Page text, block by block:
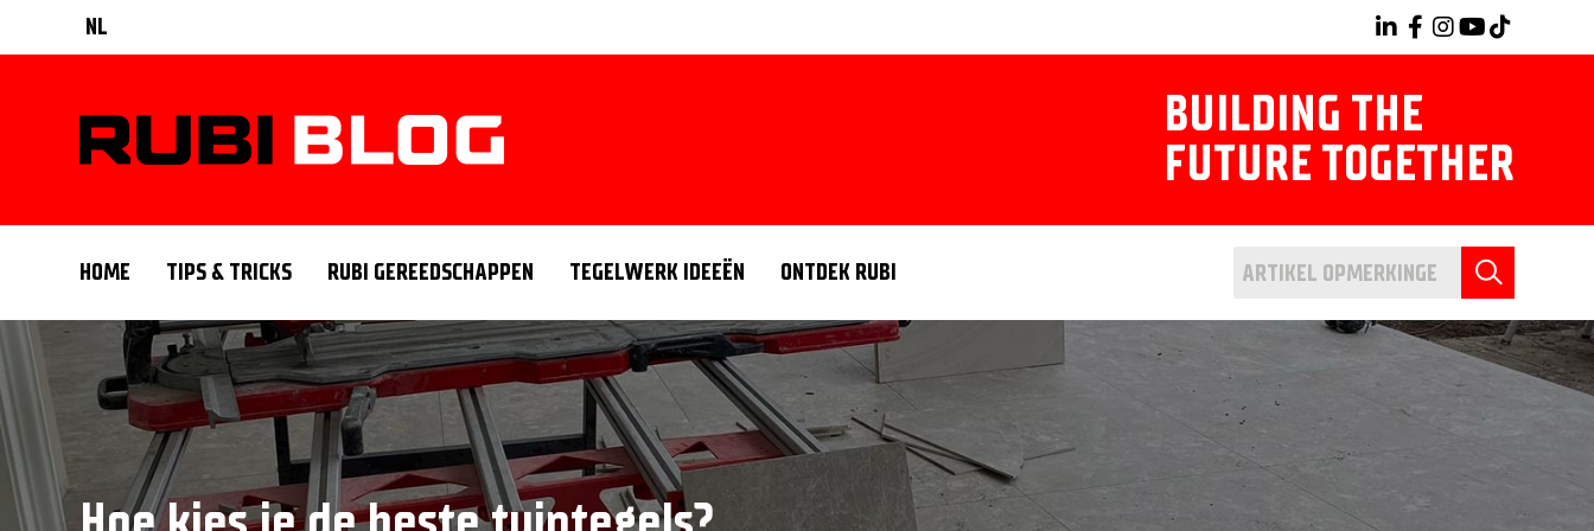
NL
BUILDING THE
FUTURE TOGETHER
HOME TIPS & TRICKS RUBI GEREEDSCHAPPEN TEGELWERK IDEEËN ONTDEK RUBI